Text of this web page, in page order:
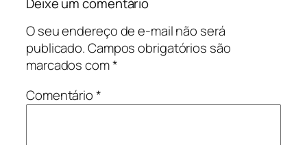
O seu endereço de e-mail não será
publicado.Campos obrigatórios são
marcados com*
Comentário*